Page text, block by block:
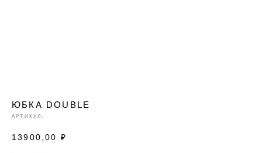
ЮБКА DOUBLE
АРТИКУЛ:
13900,00 ₽